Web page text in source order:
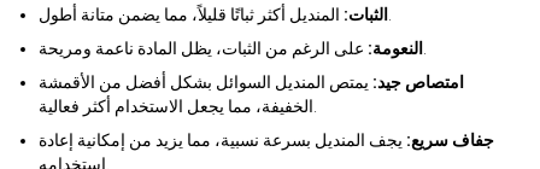
الثبات:
النعومة:
امتصاص جيد: يمتص المنديل السوائل بشكل أفضل من الأقمشة
جفاف سريع: يجف المنديل بسرعة نسبية، مما يزيد من إمكانية إعادة